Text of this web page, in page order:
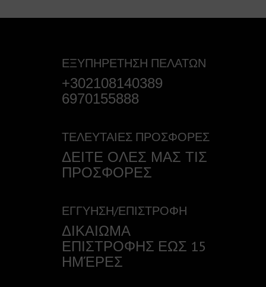
ΕΞΥΠΗΡΕΤΗΣΗ ΠΕΛΑΤΩΝ
+302108140389
6970155888
ΤΕΛΕΥΤΑΙΕΣ ΠΡΟΣΦΟΡΕΣ
ΔΕΙΤΕ ΟΛΕΣ ΜΑΣ ΤΙΣ
ΠΡΟΣΦΟΡΕΣ
ΕΓΓΥΗΣΗ/ΕΠΙΣΤΡΟΦΗ
ΔΙΚΑΙΩΜΑ
ΕΠΙΣΤΡΟΦΗΣ ΕΩΣ 15
ΗΜΈΡΕΣ